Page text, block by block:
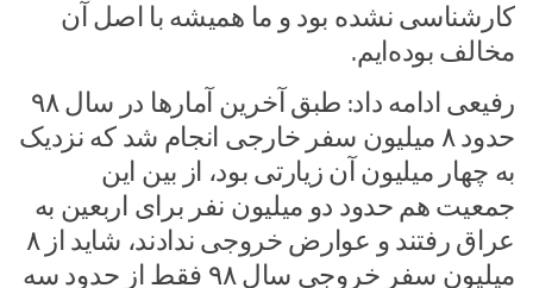
کارشناسی نشده بود و ما همیشه با اصل آن
مخالف بوده‌ایم.
رفیعی ادامه داد: طبق آخرین آمارها در سال ۹۸
حدود ۸ میلیون سفر خارجی انجام شد که نزدیک
به چهار میلیون آن زیارتی بود، از بین این
جمعیت هم حدود دو میلیون نفر برای اربعین به
عراق رفتند و عوارض خروجی ندادند، شاید از ۸
میلیون سفر خروجی سال ۹۸ فقط از حدود سه